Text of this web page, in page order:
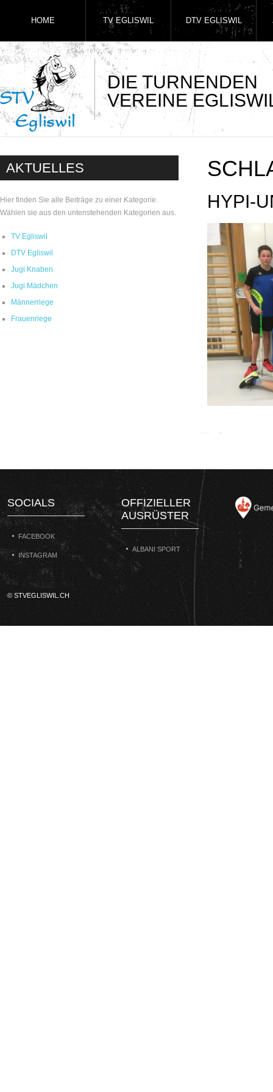
DIE TURNENDEN
VEREINE
HOME TV EGLISWIL DTV EGLISWIL
AKTUELLES
Hier finden Sie alle Beiträge zu einer Kategorie.
Wählen sie aus den untenstehenden Kategorien aus.
TV Egliswil
DTV Egliswil
Jugi Knaben
Jugi Mädchen
Männerriege
Frauenriege
HYPI-
SOCIALS
FACEBOOK
INSTAGRAM
OFFIZIELLER
AUSRÜSTER
ALBANI SPORT
© STVEGLISWIL.CH